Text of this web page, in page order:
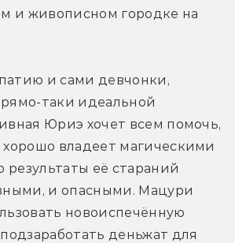
и живописном городке на
и сами девчонки,
таки идеальной
Юриэ хочет всем помочь,
владеет магическими
результаты её стараний
и опасными. Мацури
новоиспечённую
деньжат для